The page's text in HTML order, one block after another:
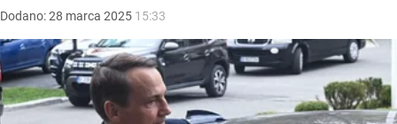
Dodano:28 marca 2025 15:33